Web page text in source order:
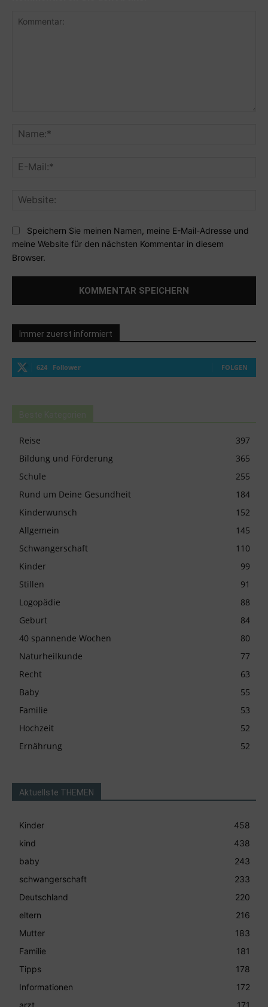
Speichern Sie meinen Namen, meine E-Mail-Adresse und
meine Website für den nächsten Kommentar in diesem
Browser.
Immer zuerst informiert
624 Follower FOLGEN
Reise
397
Bildung und Förderung
365
Schule
255
Rund um Deine Gesundheit
184
Kinderwunsch
152
Allgemein
145
Schwangerschaft
110
Kinder
99
Stillen
91
Logopädie
88
Geburt
84
40 spannende Wochen
80
Naturheilkunde
77
Recht
63
Baby
55
Familie
53
Hochzeit
52
Ernährung
52
Aktuellste THEMEN
Kinder
458
kind
438
baby
243
schwangerschaft
233
Deutschland
220
eltern
216
Mutter
183
Familie
181
Tipps
178
Informationen
172
arzt
171